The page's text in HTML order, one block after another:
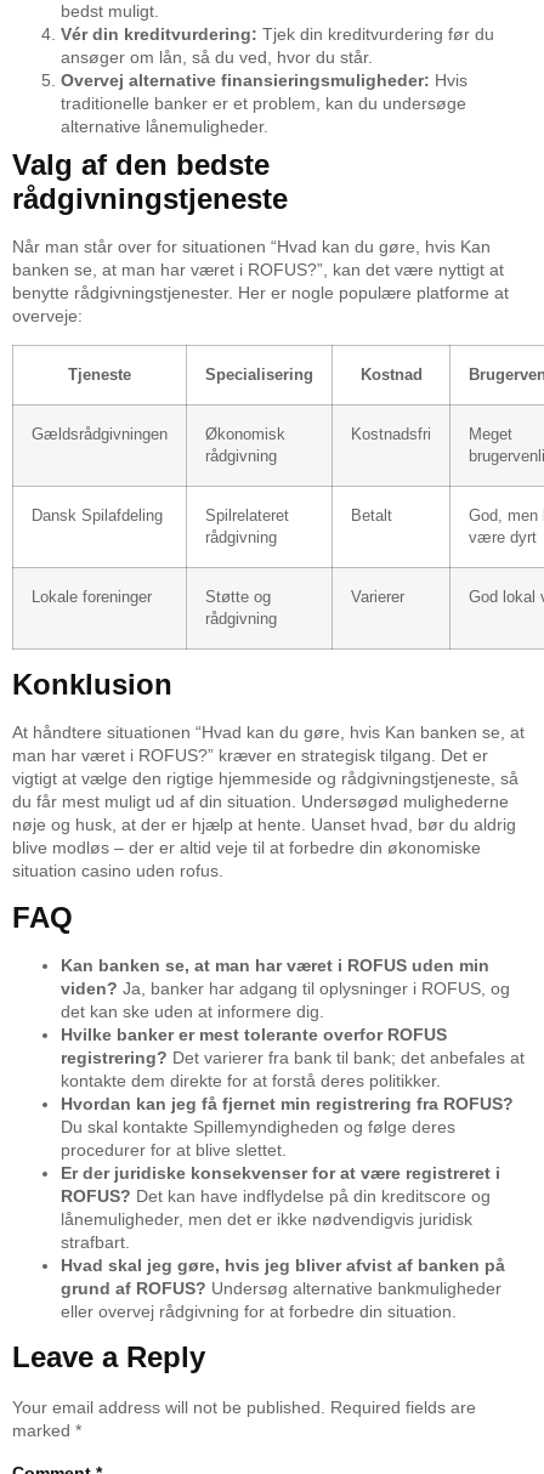
bedst muligt.
Vér din kreditvurdering: Tjek din kreditvurdering før du
ansøger om lån, så du ved, hvor du står.
Overvej alternative finansieringsmuligheder: Hvis
traditionelle banker er et problem, kan du undersøge
alternative lånemuligheder.
Valg af den bedste
rådgivningstjeneste
Når man står over for situationen “Hvad kan du gøre, hvis Kan
banken se, at man har været i ROFUS?”, kan det være nyttigt at
benytte rådgivningstjenester. Her er nogle populære platforme at
overveje:
Tjeneste Specialisering Kostnad
Gældsrådgivningen
Økonomisk
rådgivning
Kostnadsfri
Meget
Dansk Spilafdeling
Spilrelateret
rådgivning
Betalt
God, men
være dyrt
Lokale foreninger
Støtte og
rådgivning
Varierer God lokal
Konklusion
At håndtere situationen “Hvad kan du gøre, hvis Kan banken se, at
man har været i ROFUS?” kræver en strategisk tilgang. Det er
vigtigt at vælge den rigtige hjemmeside og rådgivningstjeneste, så
du får mest muligt ud af din situation. Undersøgød mulighederne
nøje og husk, at der er hjælp at hente. Uanset hvad, bør du aldrig
blive modløs – der er altid veje til at forbedre din økonomiske
situation casino uden rofus.
FAQ
Kan banken se, at man har været i ROFUS uden min
viden? Ja, banker har adgang til oplysninger i ROFUS, og
det kan ske uden at informere dig.
Hvilke banker er mest tolerante overfor ROFUS
registrering? Det varierer fra bank til bank; det anbefales at
kontakte dem direkte for at forstå deres politikker.
Hvordan kan jeg få fjernet min registrering fra ROFUS?
Du skal kontakte Spillemyndigheden og følge deres
procedurer for at blive slettet.
Er der juridiske konsekvenser for at være registreret i
ROFUS? Det kan have indflydelse på din kreditscore og
lånemuligheder, men det er ikke nødvendigvis juridisk
strafbart.
Hvad skal jeg gøre, hvis jeg bliver afvist af banken på
grund af ROFUS? Undersøg alternative bankmuligheder
eller overvej rådgivning for at forbedre din situation.
Leave a Reply
Your email address will not be published. Required fields are
marked *